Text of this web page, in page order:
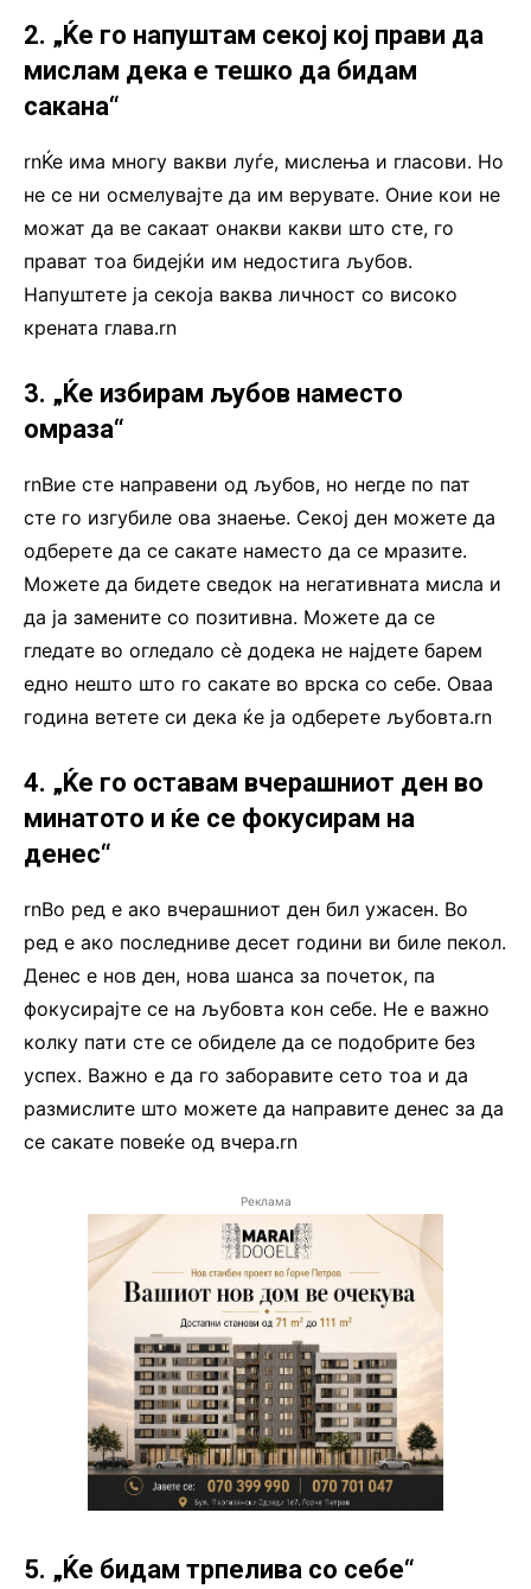
2. „Ќе го напуштам секој кој прави да
мислам дека е тешко да бидам
сакана“
rnЌе има многу вакви луѓе, мислења и гласови. Но
не се ни осмелувајте да им верувате. Оние кои не
можат да ве сакаат онакви какви што сте, го
прават тоа бидејќи им недостига љубов.
Напуштете ја секоја ваква личност со високо
крената глава.rn
3. „Ќе избирам љубов наместо
омраза“
rnВие сте направени од љубов, но негде по пат
сте го изгубиле ова знаење. Секој ден можете да
одберете да се сакате наместо да се мразите.
Можете да бидете сведок на негативната мисла и
да ја замените со позитивна. Можете да се
гледате во огледало сè додека не најдете барем
едно нешто што го сакате во врска со себе. Оваа
година ветете си дека ќе ја одберете љубовта.rn
4. „Ќе го оставам вчерашниот ден во
минатото и ќе се фокусирам на
денес“
rnВо ред е ако вчерашниот ден бил ужасен. Во
ред е ако последниве десет години ви биле пекол.
Денес е нов ден, нова шанса за почеток, па
фокусирајте се на љубовта кон себе. Не е важно
колку пати сте се обиделе да се подобрите без
успех. Важно е да го заборавите сето тоа и да
размислите што можете да направите денес за да
се сакате повеќе од вчера.rn
Реклама
5. „Ќе бидам трпелива со себе“